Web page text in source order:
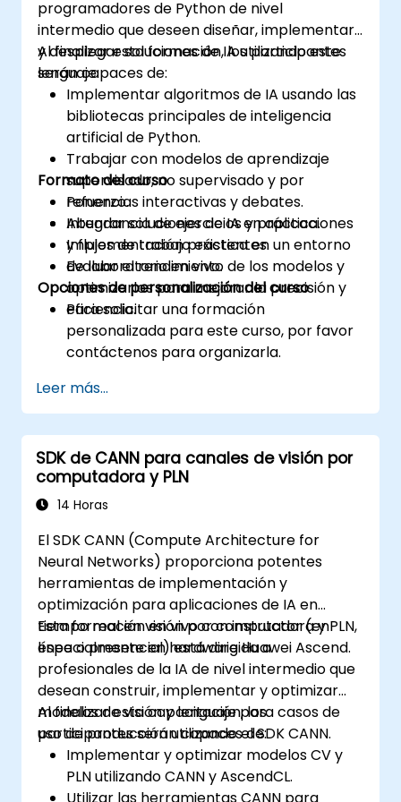
programadores de Python de nivel
intermedio que deseen diseñar, implementar
y desplegar soluciones de IA utilizando este
lenguaje.
Al finalizar esta formación, los participantes
serán capaces de:
Implementar algoritmos de IA usando las
bibliotecas principales de inteligencia
artificial de Python.
Trabajar con modelos de aprendizaje
supervisado, no supervisado y por
refuerzo.
Integrar soluciones de IA en aplicaciones
y flujos de trabajo existentes.
Evaluar el rendimiento de los modelos y
optimizarlos para mejorar la precisión y
eficiencia.
Formato del curso
Ponencias interactivas y debates.
Abundancia de ejercicios y práctica.
Implementación práctica en un entorno
de laboratorio en vivo.
Opciones de personalización del curso
Para solicitar una formación
personalizada para este curso, por favor
contáctenos para organizarla.
Leer más...
SDK de CANN para canales de visión por
computadora y PLN
14 Horas
El SDK CANN (Compute Architecture for
Neural Networks) proporciona potentes
herramientas de implementación y
optimización para aplicaciones de IA en
tiempo real en visión por computadora y PLN,
especialmente en hardware Huawei Ascend.
Esta formación en vivo con instructor (en
línea o presencial) está dirigida a
profesionales de la IA de nivel intermedio que
desean construir, implementar y optimizar
modelos de visión y lenguaje para casos de
uso de producción utilizando el SDK CANN.
Al finalizar esta capacitación, los
participantes serán capaces de:
Implementar y optimizar modelos CV y
PLN utilizando CANN y AscendCL.
Utilizar las herramientas CANN para